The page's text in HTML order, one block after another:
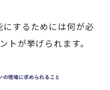
するためには何が必
トが挙げられます。